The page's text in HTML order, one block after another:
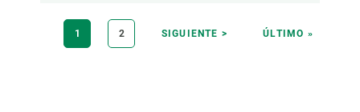
PaginaciónPÁGINA
ACTUAL
1 PÁGINA
2
SIGUIENTE
SIGUIENTE >
ÚLTIMA
ÚLTIMO »